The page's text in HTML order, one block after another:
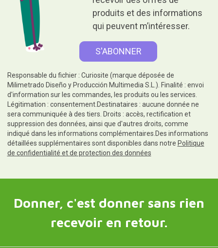
produits et des informations
qui peuvent m’intéresser.
Responsable du fichier : Curiosite (marque déposée de
Milimetrado Diseño y Producción Multimedia S.L.). Finalité : envoi
d'information sur les commandes, les produits ou les services.
Légitimation : consentement.Destinataires : aucune donnée ne
sera communiquée à des tiers. Droits : accès, rectification et
suppression des données, ainsi que d'autres droits, comme
indiqué dans les informations complémentaires.Des informations
détaillées supplémentaires sont disponibles dans notre Politique
de confidentialité et de protection des données
Donner, c'est donner sans rien
recevoir en retour.